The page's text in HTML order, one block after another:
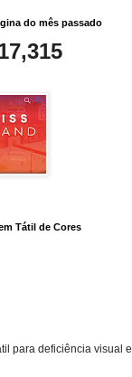
do mês passado
Tátil de Cores
para deficiência visual e